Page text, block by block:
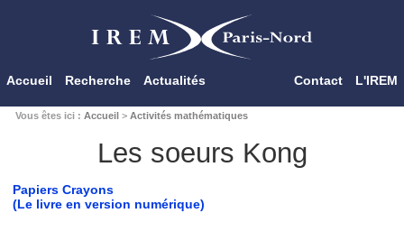
Accueil Recherche Actualités Contact L'IREM
Vous êtes ici : Accueil> Activités mathématiques
Les soeurs Kong
Papiers Crayons
(Le livre en version numérique)